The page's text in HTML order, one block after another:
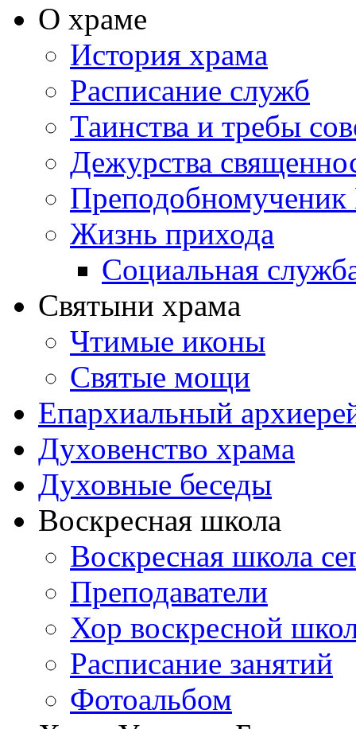
О храме
История храма
Расписание служб
Таинства и требы
Дежурства
Жизнь прихода
Социальная
Святыни храма
Чтимые иконы
Святые мощи
Епархиальный
Духовенство храма
Духовные беседы
Воскресная школа
Воскресная школа
Преподаватели
Хор воскресной
Расписание занятий
Фотоальбом